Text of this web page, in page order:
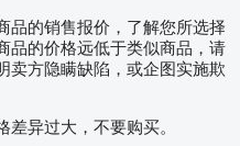
品的销售报价，了解您所选择
品的价格远低于类似商品，请
卖方隐瞒缺陷，或企图实施欺
异过大，不要购买。